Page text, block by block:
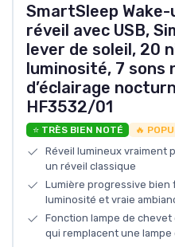
SmartSleep
réveil avec USB,
lever de soleil, 20
luminosité, 7 sons
d’éclairage
HF3532/01
⭐ TRÈS BIEN NOTÉ 🔥
Réveil lumineux vraiment
un réveil classique
Lumière progressive bien
luminosité et vraie
Fonction lampe de
qui remplacent une lampe